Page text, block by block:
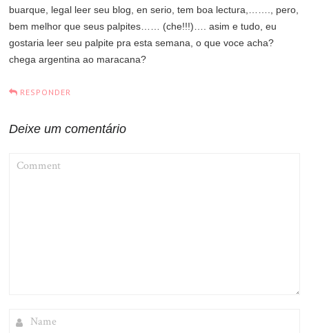
buarque, legal leer seu blog, en serio, tem boa lectura,……., pero,
bem melhor que seus palpites…… (che!!!)…. asim e tudo, eu
gostaria leer seu palpite pra esta semana, o que voce acha?
chega argentina ao maracana?
RESPONDER
Deixe um comentário